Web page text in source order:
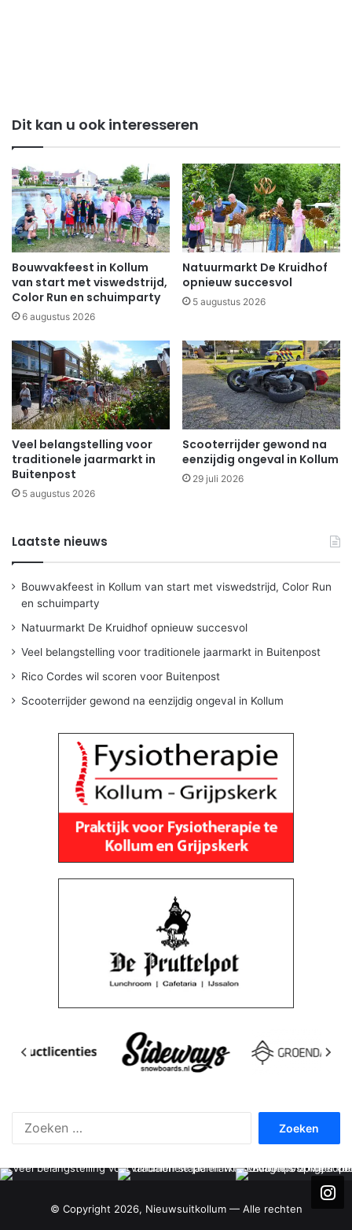
Dit kan u ook interesseren
Bouwvakfeest in Kollum
van start met viswedstrijd,
Color Run en schuimparty
6 augustus 2026
Natuurmarkt De Kruidhof
opnieuw succesvol
5 augustus 2026
Veel belangstelling voor
traditionele jaarmarkt in
Buitenpost
5 augustus 2026
Scooterrijder gewond na
eenzijdig ongeval in Kollum
29 juli 2026
Laatste nieuws
Bouwvakfeest in Kollum van start met viswedstrijd, Color Run
en schuimparty
Natuurmarkt De Kruidhof opnieuw succesvol
Veel belangstelling voor traditionele jaarmarkt in Buitenpost
Rico Cordes wil scoren voor Buitenpost
Scooterrijder gewond na eenzijdig ongeval in Kollum
© Copyright 2026, Nieuwsuitkollum — Alle rechten